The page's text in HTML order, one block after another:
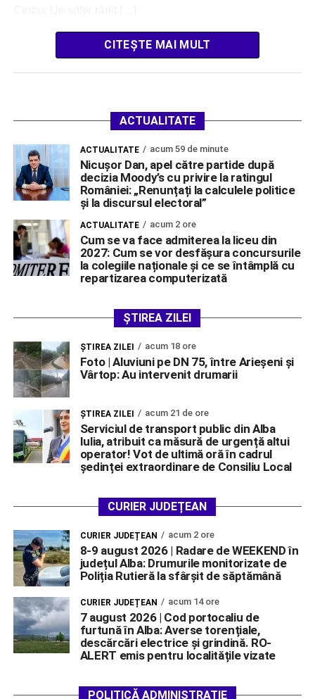
CITEȘTE MAI MULT
ACTUALITATE
ACTUALITATE acum 59 de minute
Nicușor Dan, apel către partide după
decizia Moody’s cu privire la ratingul
României: „Renunțați la calculele politice
și la discursul electoral”
ACTUALITATE acum 2 ore
Cum se va face admiterea la liceu din
2027: Cum se vor desfășura concursurile
la colegiile naționale și ce se întâmplă cu
repartizarea computerizată
ȘTIREA ZILEI
ŞTIREA ZILEI acum 18 ore
Foto | Aluviuni pe DN 75, între Arieșeni și
Vârtop: Au intervenit drumarii
ŞTIREA ZILEI acum 21 de ore
Serviciul de transport public din Alba
Iulia, atribuit ca măsură de urgență altui
operator! Vot de ultimă oră în cadrul
ședinței extraordinare de Consiliu Local
CURIER JUDEȚEAN
CURIER JUDEȚEAN acum 2 ore
8-9 august 2026 | Radare de WEEKEND în
județul Alba: Drumurile monitorizate de
Poliția Rutieră la sfârșit de săptămână
CURIER JUDEȚEAN acum 14 ore
7 august 2026 | Cod portocaliu de
furtună în Alba: Averse torențiale,
descărcări electrice și grindină. RO-
ALERT emis pentru localitățile vizate
POLITICĂ ADMINISTRAȚIE